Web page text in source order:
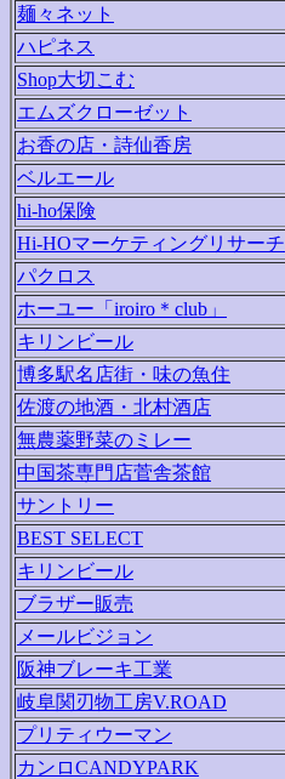
麺々ネット
ハピネス
Shop大切こむ
エムズクローゼット
お香の店・詩仙香房
ベルエール
hi-ho保険
Hi-HOマーケティングリサーチ
パクロス
ホーユー「iroiro＊club」
キリンビール
博多駅名店街・味の魚住
佐渡の地酒・北村酒店
無農薬野菜のミレー
中国茶専門店菅舎茶館
サントリー
BEST SELECT
キリンビール
ブラザー販売
メールビジョン
阪神ブレーキ工業
岐阜関刃物工房V.ROAD
プリティウーマン
カンロCANDYPARK